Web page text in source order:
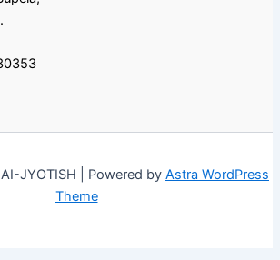
JYOTISH | Powered by Astra WordPress
Theme